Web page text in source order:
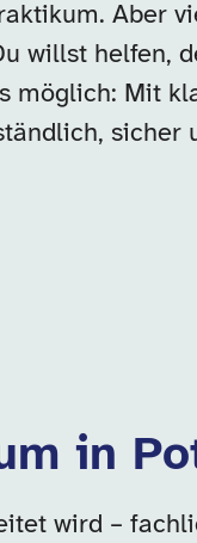
Aber
willst helfen,
möglich: Mit
sicher
in
wird –